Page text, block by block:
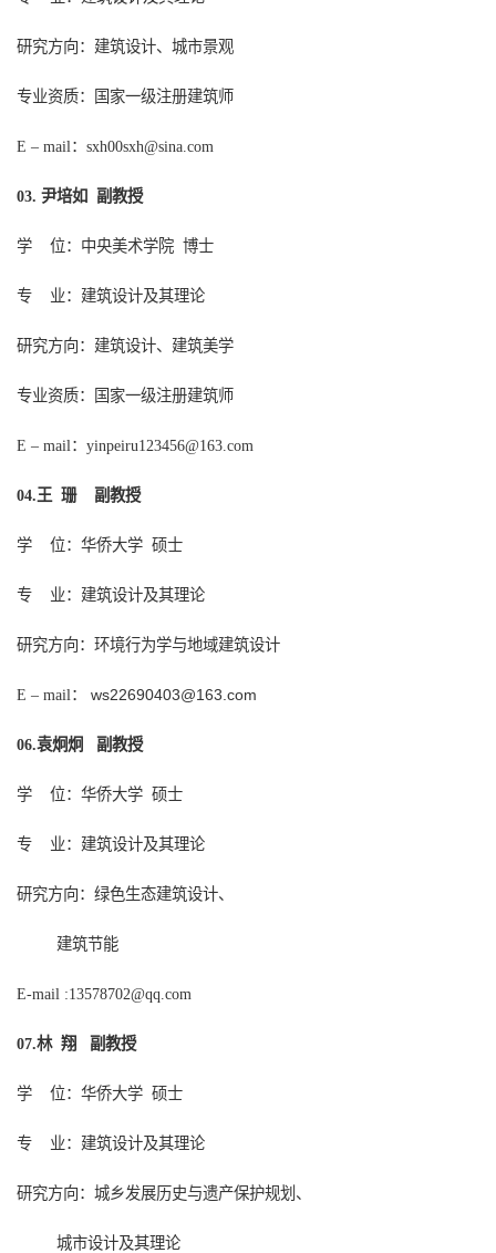
研究方向：建筑设计、城市景观
专业资质：国家一级注册建筑师
E – mail： sxh00sxh@sina.com
03. 尹培如 副教授
学 位：中央美术学院 博士
专 业：建筑设计及其理论
研究方向：建筑设计、建筑美学
专业资质：国家一级注册建筑师
E – mail： yinpeiru123456@163.com
04. 王 珊 副教授
学 位：华侨大学 硕士
专 业：建筑设计及其理论
研究方向：环境行为学与地域建筑设计
E – mail： ws22690403@163.com
06.袁炯炯 副教授
学 位：华侨大学 硕士
专 业：建筑设计及其理论
研究方向：绿色生态建筑设计、
建筑节能
E-mail :13578702@qq.com
07.林 翔 副教授
学 位：华侨大学 硕士
专 业：建筑设计及其理论
研究方向：城乡发展历史与遗产保护规划、
城市设计及其理论